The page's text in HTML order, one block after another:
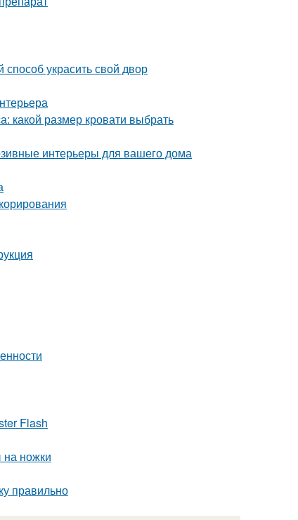
украсить свой двор
какой размер кровати выбрать
интерьеры для вашего дома
Flash
на ножки
правильно